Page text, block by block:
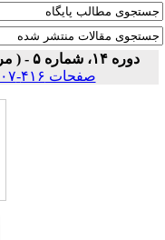
دوره ۱۴، شماره ۵ - ( مرداد ۱۳۹۵ )
صفحات ۴۱۶-۴۰۷